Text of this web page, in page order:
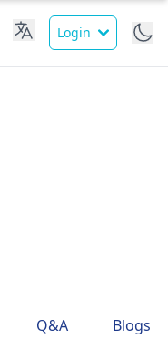
Login
Q&A Blogs